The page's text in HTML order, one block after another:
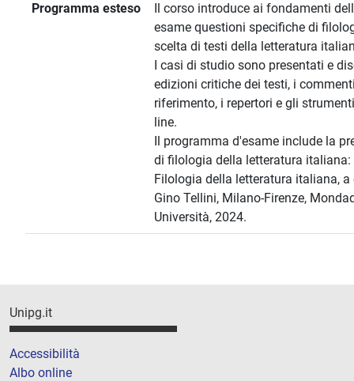
Programma esteso
Il corso introduce ai fondamenti
esame questioni specifiche di
scelta di testi della letteratura
I casi di studio sono presentati e
edizioni critiche dei testi, i
riferimento, i repertori e gli
line.
Il programma d'esame include la
di filologia della letteratura italiana:
Filologia della letteratura italiana, a
Gino Tellini, Milano-Firenze,
Università, 2024.
Unipg.it
Accessibilità
Albo online